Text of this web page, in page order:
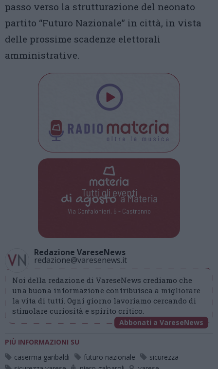
passo verso la strutturazione del neonato
partito “Futuro Nazionale” in città, in vista
delle prossime scadenze elettorali
amministrative.
Tutti gli eventi
di agostoa Materia
Via Confalonieri, 5 - Castronno
Redazione VareseNews
redazione@varesenews.it
Noi della redazione di VareseNews crediamo che
una buona informazione contribuisca a migliorare
la vita di tutti. Ogni giorno lavoriamo cercando di
stimolare curiosità e spirito critico.
Abbonati a VareseNews
PIÙ INFORMAZIONI SU
caserma garibaldi
futuro nazionale
sicurezza